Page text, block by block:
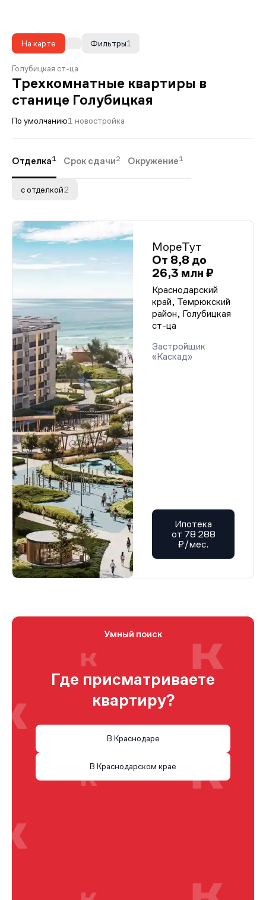
На карте 1
Фильтры
Голубицкая ст-ца
Трехкомнатные квартиры в
станице Голубицкая
По умолчанию1 новостройка
Отделка1 Срок сдачи2 Окружение1
с отделкой2
МореТут
От 8,8 до
26,3 млн ₽
Краснодарский
край, Темрюкский
район, Голубицкая
ст-ца
Застройщик
«Каскад»
Ипотека
от 78 288
₽/мес.
Умный поиск
Где присматриваете
квартиру?
В Краснодаре
В Краснодарском крае